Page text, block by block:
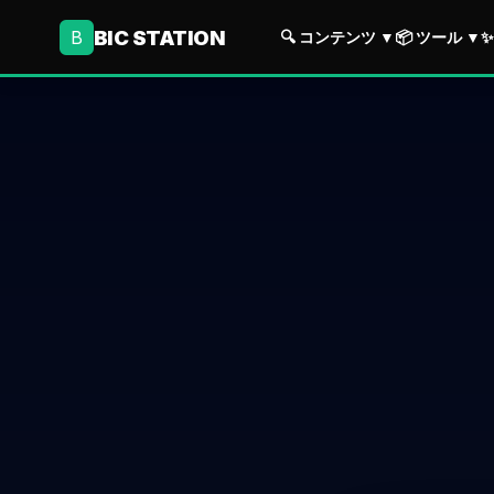
B BIC STATION 🔍 コンテンツ ▼ 📦 ツール▼